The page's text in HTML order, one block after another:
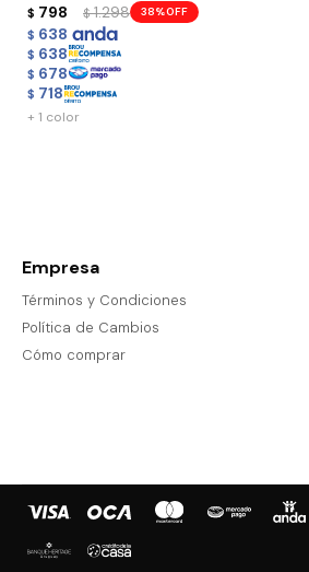
$ 798 $ 1.298 38
$ 638
$ 638
$ 678
$ 718
+ 1 color
Empresa
Términos y Condiciones
Política de Cambios
Cómo comprar